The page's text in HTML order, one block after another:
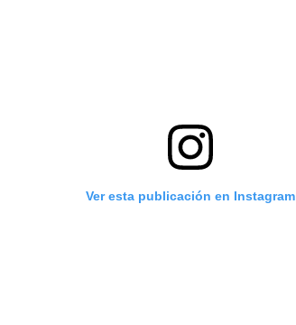
Ver esta publicación en Instagram